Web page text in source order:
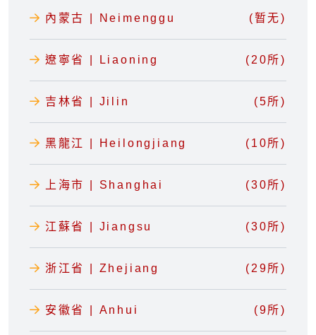
內蒙古 | Neimenggu (暂无)
遼寧省 | Liaoning (20所)
吉林省 | Jilin (5所)
黑龍江 | Heilongjiang (10所)
上海市 | Shanghai (30所)
江蘇省 | Jiangsu (30所)
浙江省 | Zhejiang (29所)
安徽省 | Anhui (9所)